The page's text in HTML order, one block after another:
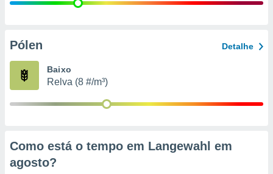
e
de
Pólen Detalhe
Baixo
Relva (8 #/m³)
Como está o tempo em Langewahl em
agosto?